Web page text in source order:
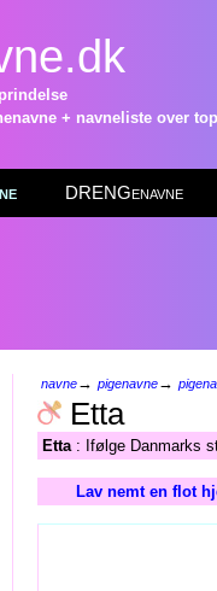
+ navneliste over
DRENGenavne
navne→ pigenavne→
Etta
Etta: Ifølge Danmarks
Lav nemt en flot